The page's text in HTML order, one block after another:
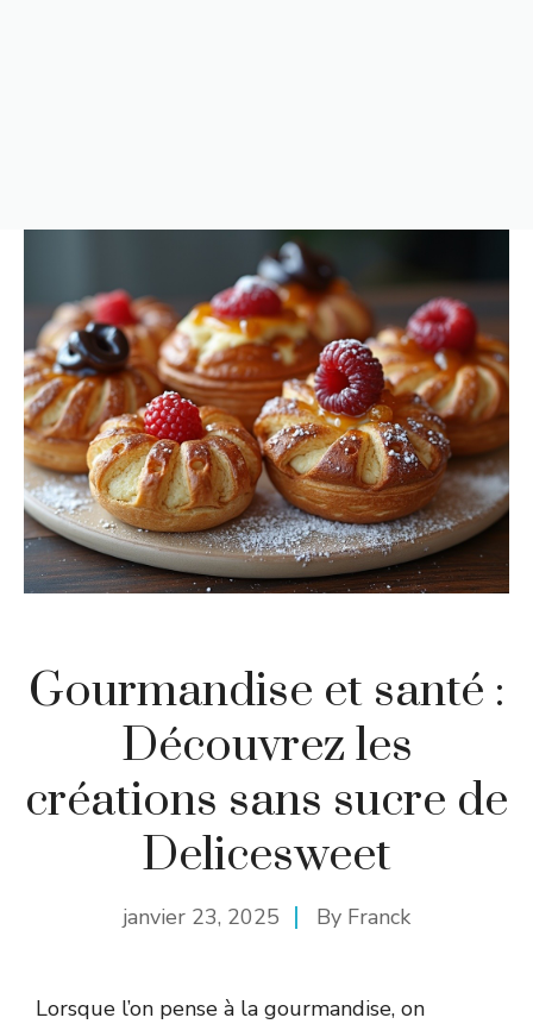
Gourmandise et santé :
Découvrez les
créations sans sucre de
Delicesweet
janvier 23, 2025 By Franck
Lorsque l’on pense à la gourmandise, on